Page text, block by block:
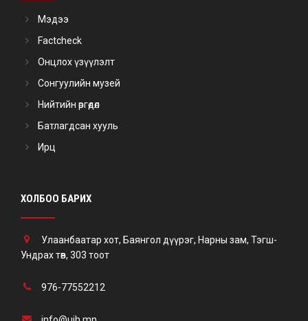
Мэдээ
Factcheck
Онцлох үзүүлэлт
Сонгуулийн музей
Нийтийн өргөдөл
Батлагдсан хууль
Ирц
ХОЛБОО БАРИХ
Улаанбаатар хот, Баянгол дүүрэг, Нарны зам, Тэгш-
Ундрах төв, 303 тоот
976-77552212